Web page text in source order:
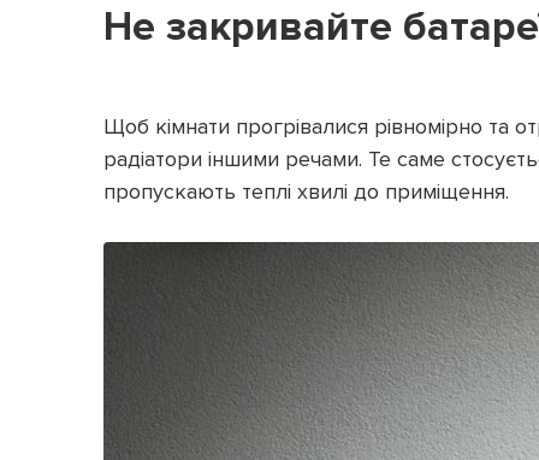
Не закривайте
Щоб кімнати прогрівалися рівномірно та
радіатори іншими речами. Те саме
пропускають теплі хвилі до приміщення.